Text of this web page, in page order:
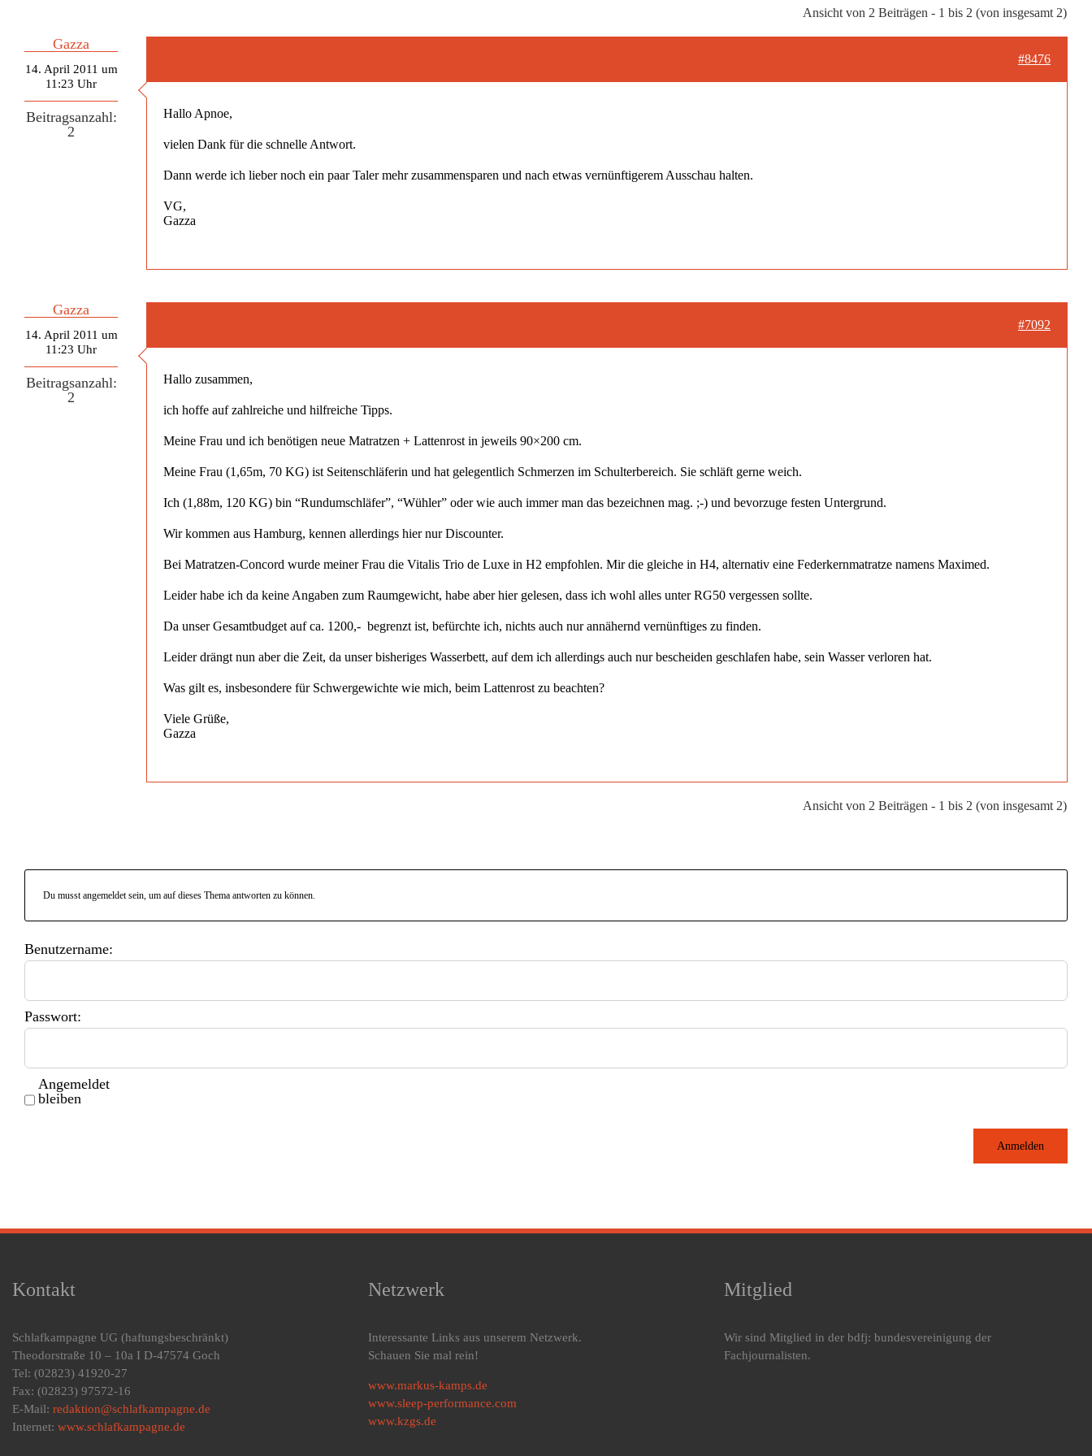
Ansicht von 2 Beiträgen - 1 bis 2 (von insgesamt 2)
Gazza
14. April 2011 um
11:23 Uhr
Beitragsanzahl:
2
#8476
Hallo Apnoe,
vielen Dank für die schnelle Antwort.
Dann werde ich lieber noch ein paar Taler mehr zusammensparen und nach etwas vernünftigerem Ausschau halten.
VG,
Gazza
Gazza
14. April 2011 um
11:23 Uhr
Beitragsanzahl:
2
#7092
Hallo zusammen,
ich hoffe auf zahlreiche und hilfreiche Tipps.
Meine Frau und ich benötigen neue Matratzen + Lattenrost in jeweils 90×200 cm.
Meine Frau (1,65m, 70 KG) ist Seitenschläferin und hat gelegentlich Schmerzen im Schulterbereich. Sie schläft gerne weich.
Ich (1,88m, 120 KG) bin “Rundumschläfer”, “Wühler” oder wie auch immer man das bezeichnen mag. ;-) und bevorzuge festen Untergrund.
Wir kommen aus Hamburg, kennen allerdings hier nur Discounter.
Bei Matratzen-Concord wurde meiner Frau die Vitalis Trio de Luxe in H2 empfohlen. Mir die gleiche in H4, alternativ eine Federkernmatratze namens Maximed.
Leider habe ich da keine Angaben zum Raumgewicht, habe aber hier gelesen, dass ich wohl alles unter RG50 vergessen sollte.
Da unser Gesamtbudget auf ca. 1200,-  begrenzt ist, befürchte ich, nichts auch nur annähernd vernünftiges zu finden.
Leider drängt nun aber die Zeit, da unser bisheriges Wasserbett, auf dem ich allerdings auch nur bescheiden geschlafen habe, sein Wasser verloren hat.
Was gilt es, insbesondere für Schwergewichte wie mich, beim Lattenrost zu beachten?
Viele Grüße,
Gazza
Ansicht von 2 Beiträgen - 1 bis 2 (von insgesamt 2)
Du musst angemeldet sein, um auf dieses Thema antworten zu können.
Benutzername:
Passwort:
Angemeldet
bleiben
Anmelden
Kontakt
Schlafkampagne UG (haftungsbeschränkt)
Theodorstraße 10 – 10a I D-47574 Goch
Tel: (02823) 41920-27
Fax: (02823) 97572-16
E-Mail: redaktion@schlafkampagne.de
Internet: www.schlafkampagne.de
Netzwerk
Interessante Links aus unserem Netzwerk.
Schauen Sie mal rein!
www.markus-kamps.de
www.sleep-performance.com
www.kzgs.de
Mitglied
Wir sind Mitglied in der bdfj: bundesvereinigung der
Fachjournalisten.